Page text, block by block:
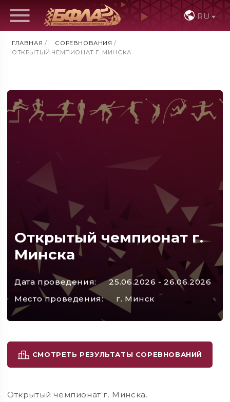
RU
ГЛАВНАЯ / СОРЕВНОВАНИЯ /
ОТКРЫТЫЙ ЧЕМПИОНАТ Г. МИНСКА
Открытый чемпионат г.
Минска
Дата проведения:
25.06.2026 - 26.06.2026
Место проведения:
г. Минск
СМОТРЕТЬ РЕЗУЛЬТАТЫ СОРЕВНОВАНИЙ
Открытый чемпионат г. Минска.